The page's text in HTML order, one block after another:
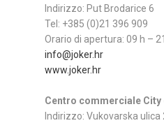
Indirizzo: Put Brodarice 6
Tel: +385 (0)21 396 909
Orario di apertura: 09 h –
info@joker.hr
www.joker.hr
Centro commerciale City
Indirizzo: Vukovarska ulica